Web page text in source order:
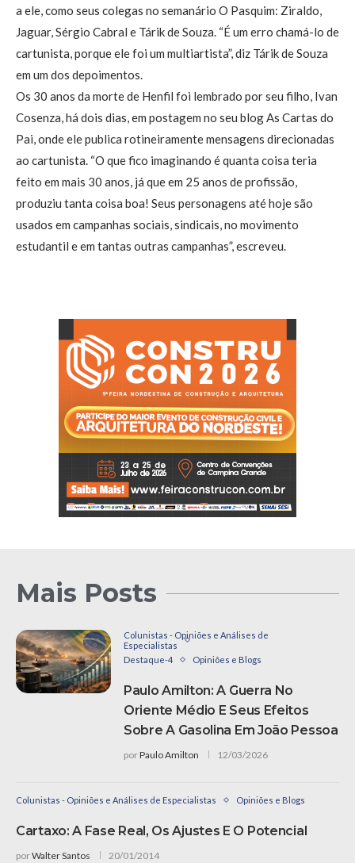
a ele, como seus colegas no semanário O Pasquim: Ziraldo,
Jaguar, Sérgio Cabral e Tárik de Souza. “É um erro chamá-lo de
cartunista, porque ele foi um multiartista”, diz Tárik de Souza
em um dos depoimentos.
Os 30 anos da morte de Henfil foi lembrado por seu filho, Ivan
Cosenza, há dois dias, em postagem no seu blog As Cartas do
Pai, onde ele publica rotineiramente mensagens direcionadas
ao cartunista. “O que fico imaginando é quanta coisa teria
feito em mais 30 anos, já que em 25 anos de profissão,
produziu tanta coisa boa! Seus personagens até hoje são
usados em campanhas sociais, sindicais, no movimento
estudantil e em tantas outras campanhas”, escreveu.
Mais Posts
Colunistas - Opiniões e Análises de
Especialistas
Destaque-4
Opiniões e Blogs
Paulo Amilton: A Guerra No
Oriente Médio E Seus Efeitos
Sobre A Gasolina Em João Pessoa
porPaulo Amilton 12/03/2026
Colunistas - Opiniões e Análises de Especialistas Opiniões e Blogs
Cartaxo: A Fase Real, Os Ajustes E O Potencial
porWalter Santos 20/01/2014